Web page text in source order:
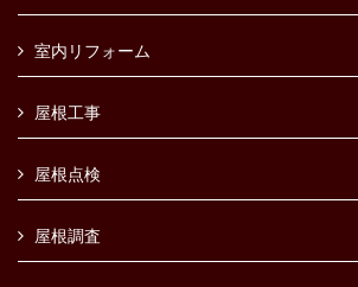
室内リフォーム
屋根工事
屋根点検
屋根調査